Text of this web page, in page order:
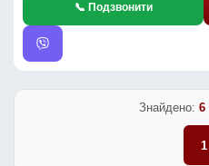
📞 Подзвонити
Знайдено: 6
1